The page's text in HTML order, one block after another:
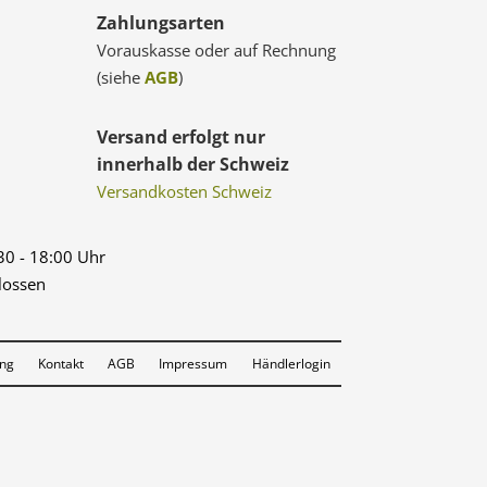
Zahlungsarten
Vorauskasse oder auf Rechnung
(sieheAGB)
Versand erfolgt nur
innerhalb der Schweiz
Versandkosten Schweiz
- 18:00 Uhr
Kontakt AGB Impressum Händlerlogin